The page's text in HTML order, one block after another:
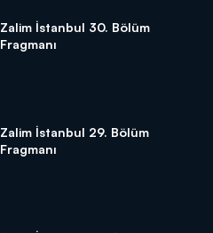
Zalim İstanbul 30. Bölüm
Fragmanı
Zalim İstanbul 29. Bölüm
Fragmanı